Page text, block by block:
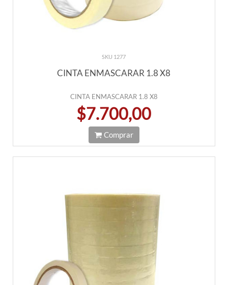
SKU 1277
CINTA ENMASCARAR 1.8 X8
CINTA ENMASCARAR 1.8 X8
$7.700,00
Comprar